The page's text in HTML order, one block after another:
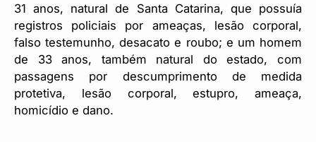
31 anos, natural de Santa Catarina, que possuía
registros policiais por ameaças, lesão corporal,
falso testemunho, desacato e roubo; e um homem
de 33 anos, também natural do estado, com
passagens por descumprimento de medida
protetiva, lesão corporal, estupro, ameaça,
homicídio e dano.